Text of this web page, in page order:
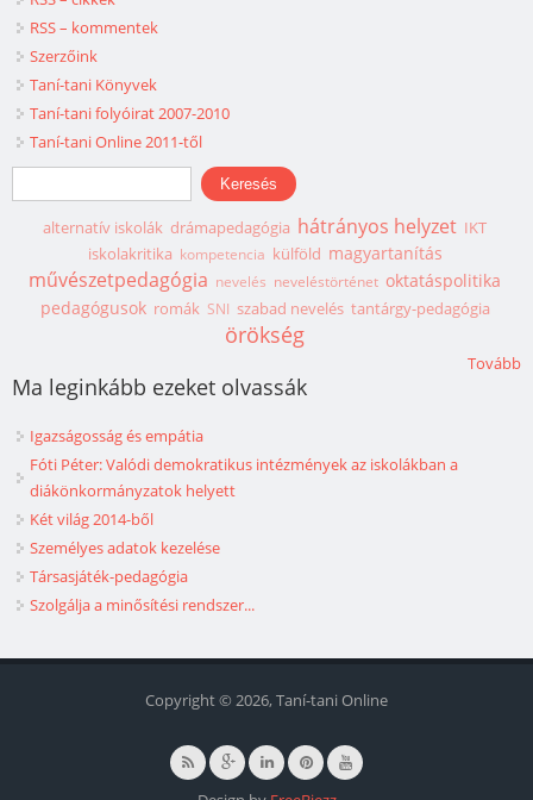
RSS – kommentek
Szerzőink
Taní-tani Könyvek
Taní-tani folyóirat 2007-2010
Taní-tani Online 2011-től
Keresés űrlap
Keresés
alternatív iskolák drámapedagógia hátrányos helyzet IKT
iskolakritika kompetencia külföld magyartanítás
művészetpedagógia nevelés neveléstörténet oktatáspolitika
pedagógusok romák SNI szabad nevelés tantárgy-pedagógia
örökség
Tovább
Ma leginkább ezeket olvassák
Igazságosság és empátia
Fóti Péter: Valódi demokratikus intézmények az iskolákban a
diákönkormányzatok helyett
Két világ 2014-ből
Személyes adatok kezelése
Társasjáték-pedagógia
Szolgálja a minősítési rendszer...
Copyright © 2026, Taní-tani Online